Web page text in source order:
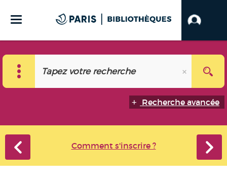
Recherche avancée
Comment s'inscrire ?